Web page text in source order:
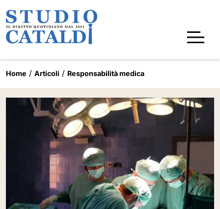
Home Articoli Responsabilità medica